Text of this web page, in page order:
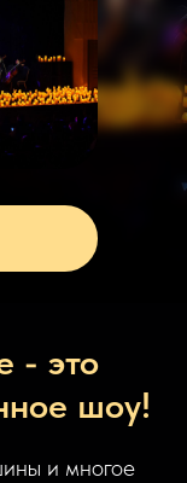
- это
шоу!
и многое